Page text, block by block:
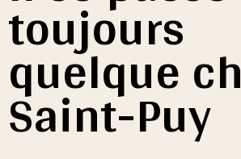
toujours
quelque
Saint-Puy